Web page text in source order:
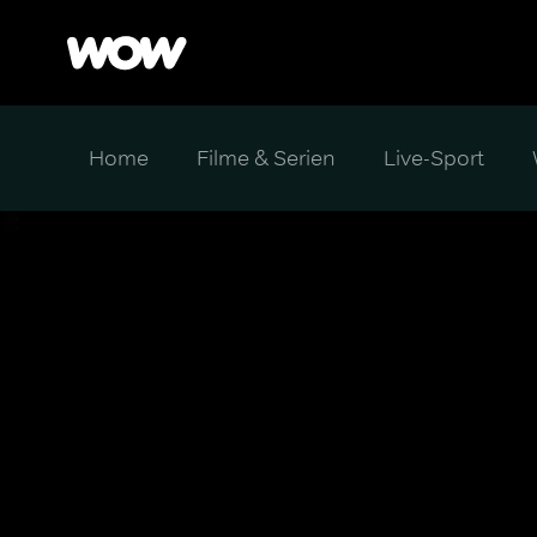
Home Filme & Serien Live-Sport